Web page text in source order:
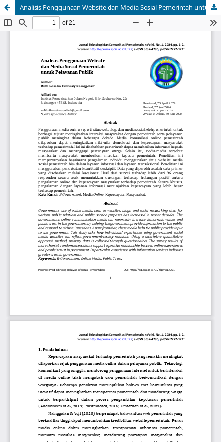
Analisis Penggunaan Website dan Media Sosial Pemerintah untuk Pelayanan Publik